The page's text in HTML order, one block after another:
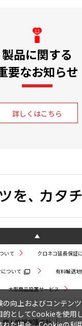
製品に関する
要なお知らせ
詳しくはこちら
いて クロネコ延長保証
ついて 有料輸送地
大型商品設置サービス
個人情報保護方針
向上およびコンテン
としてCookieを使用